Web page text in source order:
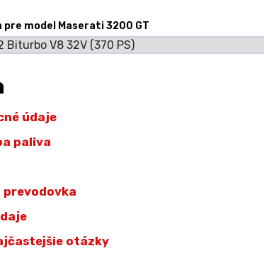
pre model Maserati 3200 GT
údaje
paliva
prevodovka
otázky